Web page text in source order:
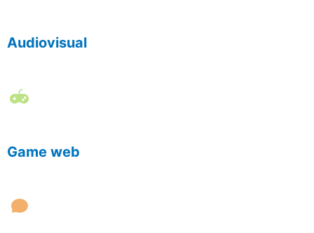
Audiovisual
Game web